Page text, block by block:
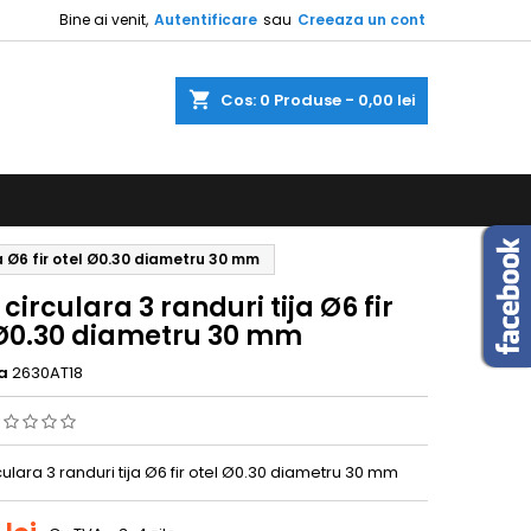
Bine ai venit, Autentificare sau Creeaza un cont
shopping_cart Cos: 0 Produse - 0,00 lei
Ø6 fir otel Ø0.30 diametru 30 mm
circulara 3 randuri tija Ø6 fir
diametru 30 mm
2630AT18
3 randuri tija Ø6 fir otel Ø0.30 diametru 30 mm